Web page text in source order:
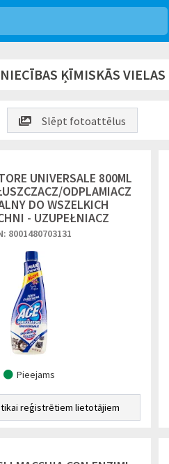
ĶĪMISKĀS VIELAS
Slēpt fotoattēlus
UNIVERSALE 800ML
ODPLAMIACZ
DO WSZELKICH
- UZUPEŁNIACZ
8001480703131
Pieejams
tikai reģistrētiem lietotājiem